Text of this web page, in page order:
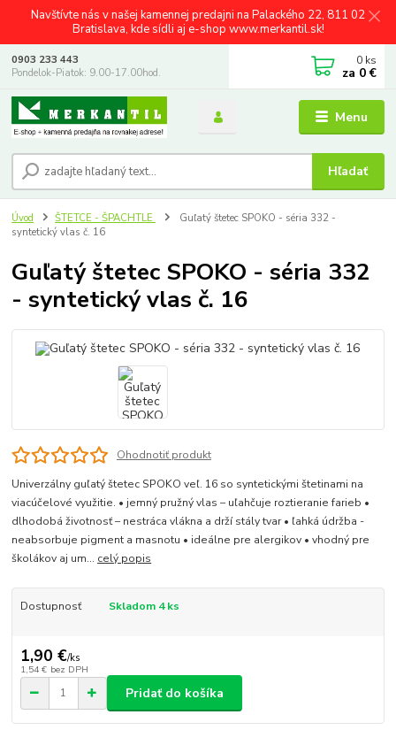
Navštívte nás v našej kamennej predajni na Palackého 22, 811 02
Bratislava, kde sídli aj e-shop www.merkantil.sk!
Menu
Hľadať
0903 233 443
Pondelok-Piatok: 9.00-17.00hod.
0 ks
za 0 €
Úvod ŠTETCE - ŠPACHTLE
Guľatý štetec SPOKO - séria 332 -
syntetický vlas č. 16
Guľatý štetec SPOKO - séria 332
- syntetický vlas č. 16
Ohodnotiť produkt
Univerzálny guľatý štetec SPOKO veľ. 16 so syntetickými štetinami na
viacúčelové využitie. • jemný pružný vlas – uľahčuje roztieranie farieb •
dlhodobá životnosť – nestráca vlákna a drží stály tvar • ľahká údržba -
neabsorbuje pigment a masnotu • ideálne pre alergikov • vhodný pre
školákov aj um... celý popis
Dostupnosť Skladom 4 ks
1,90 €/ks
1,54 € bez DPH
Pridať do košíka